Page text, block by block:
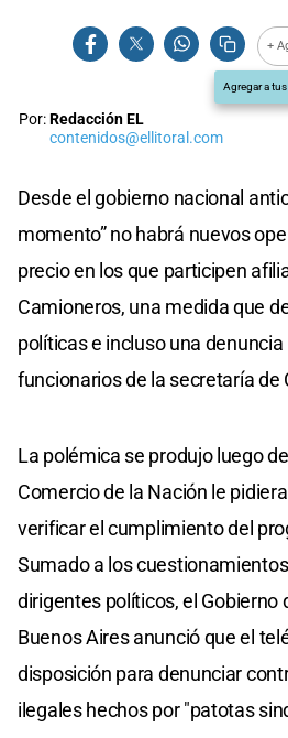
+
Agregar a
Por:Redacción EL
contenidos@ellitoral.com
Desde el gobierno nacional
momento” no habrá nuevos
precio en los que participen
Camioneros, una medida que
políticas e incluso una
funcionarios de la secretaría de
La polémica se produjo luego
Comercio de la Nación le
verificar el cumplimiento del
Sumado a los
dirigentes políticos, el Gobierno
Buenos Aires anunció que el
disposición para denunciar
ilegales hechos por "patotas